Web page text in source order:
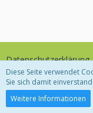
Datenschutzerklärung
Diese Seite verwendet
Sie sich damit
Weitere Informationen